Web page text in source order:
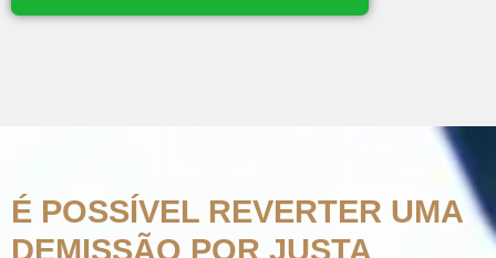
É POSSÍVEL REVERTER UMA
DEMISSÃO POR JUSTA